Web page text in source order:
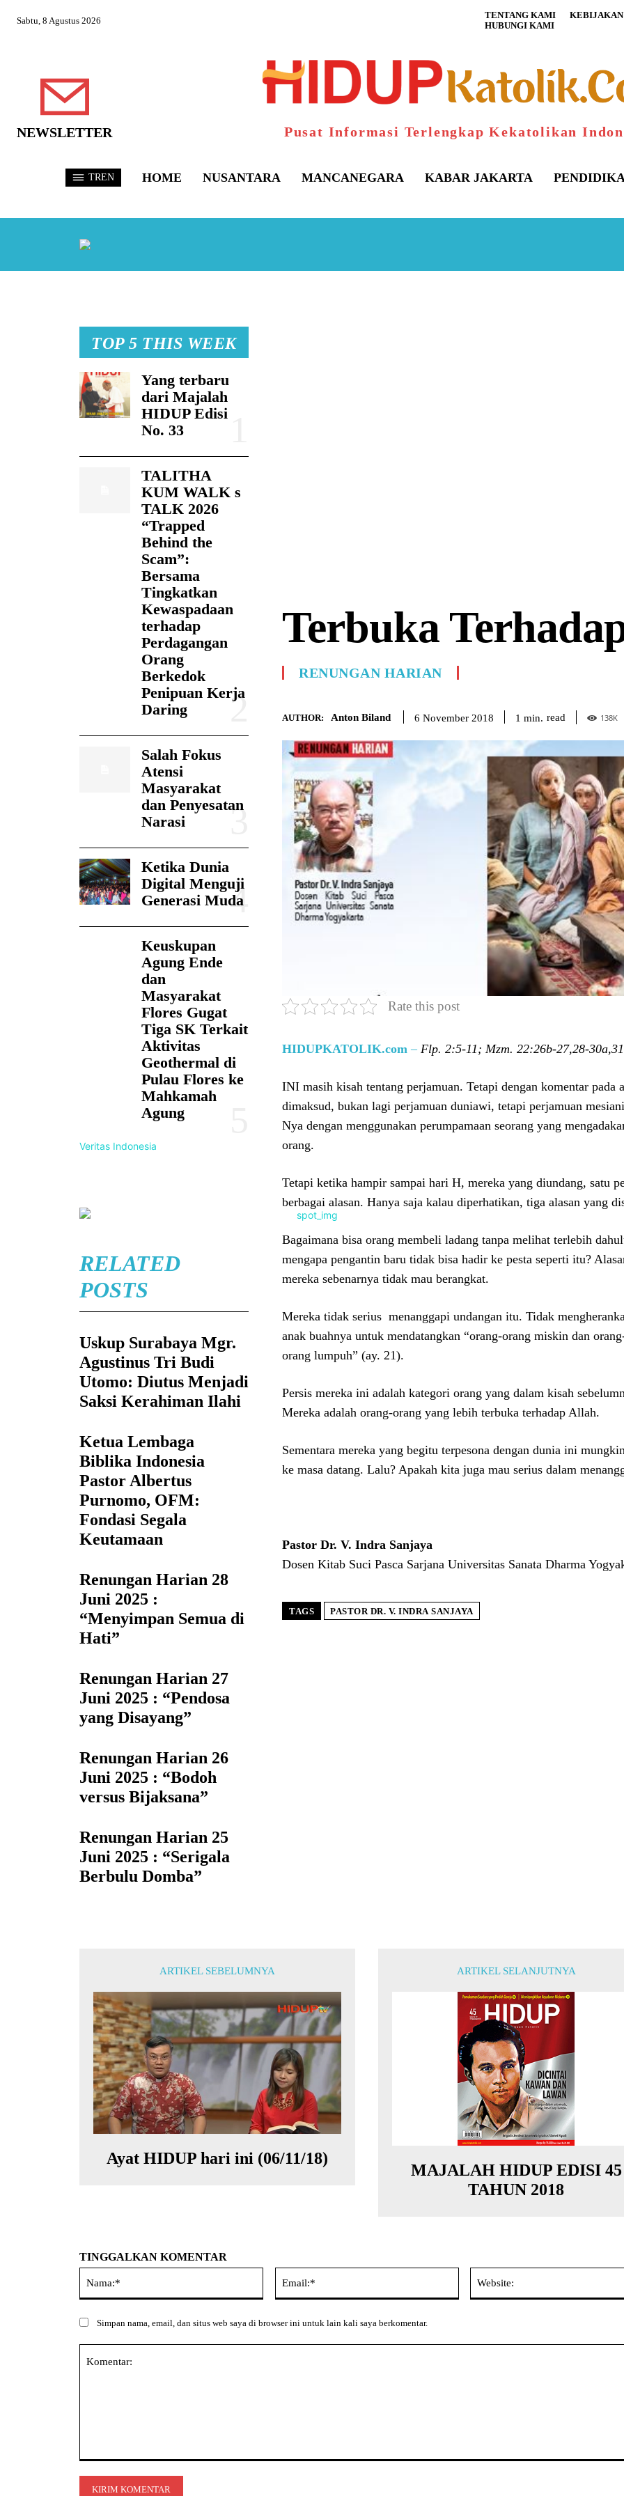
Sabtu, 8 Agustus 2026 TENTANG KAMI
KEBIJAKAN
HUBUNGI KAMI
NEWSLETTER Pusat Informasi Terlengkap Kekatolikan
TREN HOME NUSANTARA MANCANEGARA KABAR JAKARTA
TOP 5 THIS WEEK
Yang terbaru
dari Majalah
HIDUP Edisi
No. 33
TALITHA
KUM WALK s
TALK 2026
“Trapped
Behind the
Scam”:
Bersama
Tingkatkan
Kewaspadaan
terhadap
Perdagangan
Orang
Berkedok
Penipuan Kerja
Daring
Salah Fokus
Atensi
Masyarakat
dan Penyesatan
Narasi
Ketika Dunia
Digital Menguji
Generasi Muda
Keuskupan
Agung Ende
dan
Masyarakat
Flores Gugat
Tiga SK Terkait
Aktivitas
Geothermal di
Pulau Flores ke
Mahkamah
Agung
Veritas Indonesia
RELATED
POSTS
Uskup Surabaya Mgr.
Agustinus Tri Budi
Utomo: Diutus Menjadi
Saksi Kerahiman Ilahi
Ketua Lembaga
Biblika Indonesia
Pastor Albertus
Purnomo, OFM:
Fondasi Segala
Keutamaan
Renungan Harian 28
Juni 2025 :
“Menyimpan Semua di
Hati”
Renungan Harian 27
Juni 2025 : “Pendosa
yang Disayang”
Renungan Harian 26
Juni 2025 : “Bodoh
versus Bijaksana”
Renungan Harian 25
Juni 2025 : “Serigala
Berbulu Domba”
Terbuka
RENUNGAN HARIAN
AUTHOR: Anton Biland 6 November 2018 1 min. read 138K
Rate this post
HIDUPKATOLIK.com – Flp. 2:5-11; Mzm. 22:26b-27,28-
INI masih kisah tentang perjamuan. Tetapi dengan komentar pada
dimaksud, bukan lagi perjamuan duniawi, tetapi perjamuan
Nya dengan menggunakan perumpamaan seorang yang
orang.
Tetapi ketika hampir sampai hari H, mereka yang diundang, satu
berbagai alasan. Hanya saja kalau diperhatikan, tiga alasan yang
Bagaimana bisa orang membeli ladang tanpa melihat terlebih
mengapa pengantin baru tidak bisa hadir ke pesta seperti itu?
mereka sebenarnya tidak mau berangkat.
Mereka tidak serius menanggapi undangan itu. Tidak
anak buahnya untuk mendatangkan “orang-orang miskin dan
orang lumpuh” (ay. 21).
Persis mereka ini adalah kategori orang yang dalam kisah
Mereka adalah orang-orang yang lebih terbuka terhadap Allah.
Sementara mereka yang begitu terpesona dengan dunia ini
ke masa datang. Lalu? Apakah kita juga mau serius dalam
Pastor Dr. V. Indra Sanjaya
Dosen Kitab Suci Pasca Sarjana Universitas Sanata Dharma
TAGS PASTOR DR. V. INDRA SANJAYA
ARTIKEL SEBELUMNYA
Ayat HIDUP hari ini (06/11/18)
ARTIKEL SELANJUTNYA
MAJALAH HIDUP EDISI 45
TAHUN 2018
TINGGALKAN KOMENTAR
Simpan nama, email, dan situs web saya di browser ini untuk lain kali saya berkomentar.